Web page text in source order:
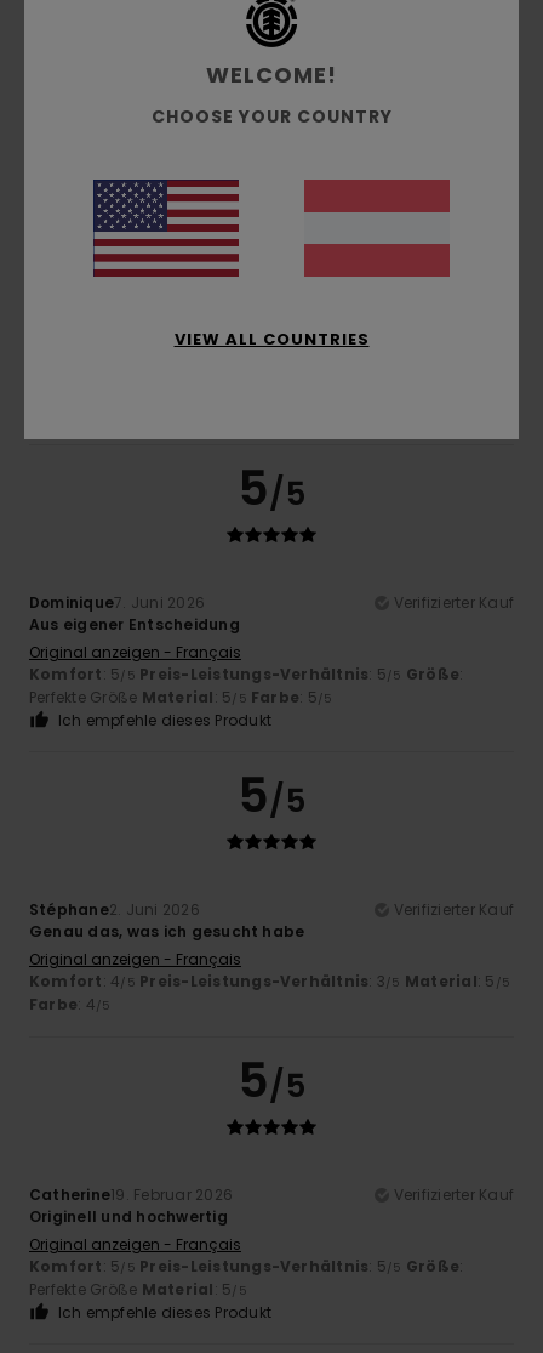
Farbe
4.3
5 /5
Original anzeigen - Français
5/5
Dominique7. Juni 2026
Verifizierter Kauf
Aus eigener Entscheidung
Original anzeigen - Français
Komfort: 5/5 Preis-Leistungs-Verhältnis: 5/5 Größe:
Perfekte Größe Material: 5/5 Farbe: 5/5
Ich empfehle dieses Produkt
5/5
Stéphane2. Juni 2026
Verifizierter Kauf
Genau das, was ich gesucht habe
Original anzeigen - Français
Komfort: 4/5 Preis-Leistungs-Verhältnis: 3/5 Material: 5 /5
Farbe: 4/5
5/5
Catherine19. Februar 2026
Verifizierter Kauf
Originell und hochwertig
Original anzeigen - Français
Komfort: 5/5 Preis-Leistungs-Verhältnis: 5/5 Größe:
Perfekte Größe Material: 5/5
Ich empfehle dieses Produkt
WELCOME!
CHOOSE YOUR COUNTRY
VIEW ALL COUNTRIES